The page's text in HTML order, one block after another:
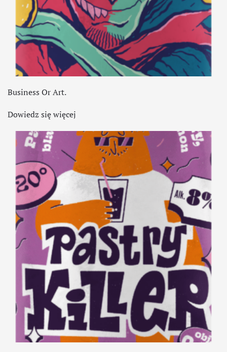
Business Or Art.
Dowiedz się więcej